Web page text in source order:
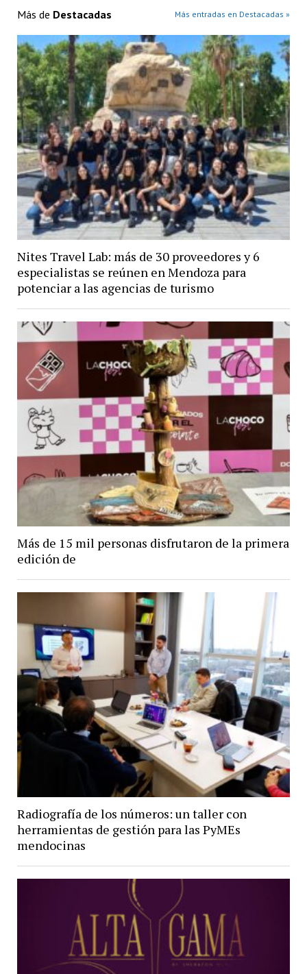
Más de Destacadas Más entradas en Destacadas »
Nites Travel Lab: más de 30 proveedores y 6
especialistas se reúnen en Mendoza para
potenciar a las agencias de turismo
Más de 15 mil personas disfrutaron de la primera
edición de
Radiografía de los números: un taller con
herramientas de gestión para las PyMEs
mendocinas